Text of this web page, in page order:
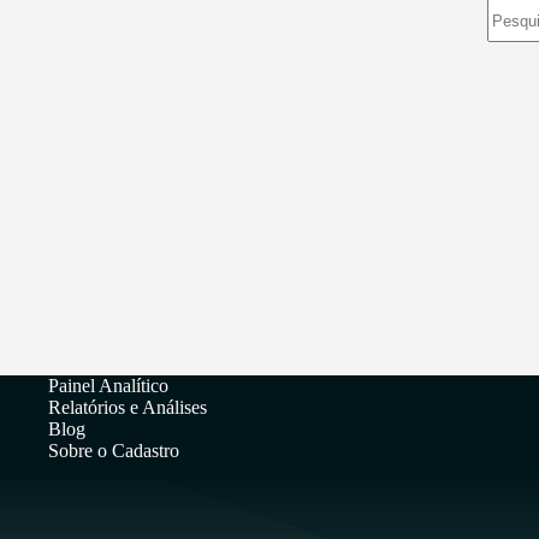
Painel Analítico
Relatórios e Análises
Blog
Sobre o Cadastro